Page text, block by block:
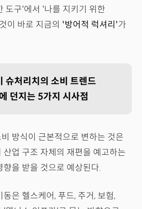
도구'에서 '나를 지키기 위한
이 바로 지금의 '방어적 럭셔리'가
슈처리치의 소비 트렌드
던지는 5가지 시사점
방식이 근본적으로 변하는 것은
산업 구조 자체의 재편을 예고하는
을 받을 것으로 예상된다.
은 헬스케어, 푸드, 주거, 보험,